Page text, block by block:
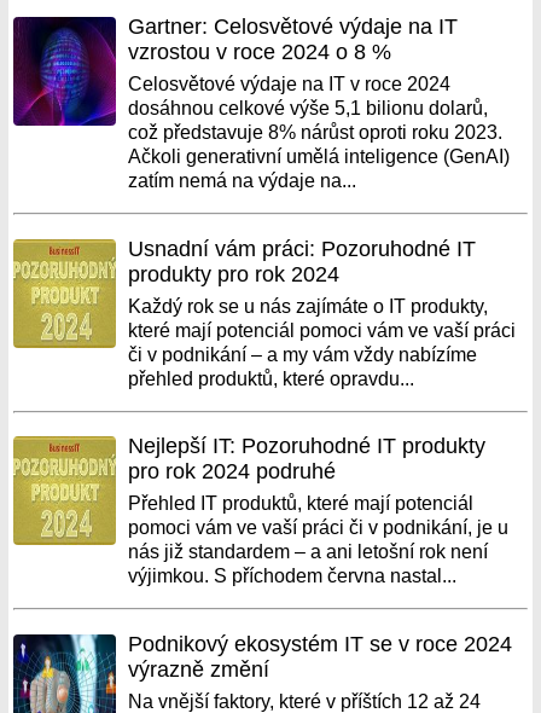
Gartner: Celosvětové výdaje na IT
vzrostou v roce 2024 o 8 %
Celosvětové výdaje na IT v roce 2024
dosáhnou celkové výše 5,1 bilionu dolarů,
což představuje 8% nárůst oproti roku 2023.
Ačkoli generativní umělá inteligence (GenAI)
zatím nemá na výdaje na...
Usnadní vám práci: Pozoruhodné IT
produkty pro rok 2024
Každý rok se u nás zajímáte o IT produkty,
které mají potenciál pomoci vám ve vaší práci
či v podnikání – a my vám vždy nabízíme
přehled produktů, které opravdu...
Nejlepší IT: Pozoruhodné IT produkty
pro rok 2024 podruhé
Přehled IT produktů, které mají potenciál
pomoci vám ve vaší práci či v podnikání, je u
nás již standardem – a ani letošní rok není
výjimkou. S příchodem června nastal...
Podnikový ekosystém IT se v roce 2024
výrazně změní
Na vnější faktory, které v příštích 12 až 24